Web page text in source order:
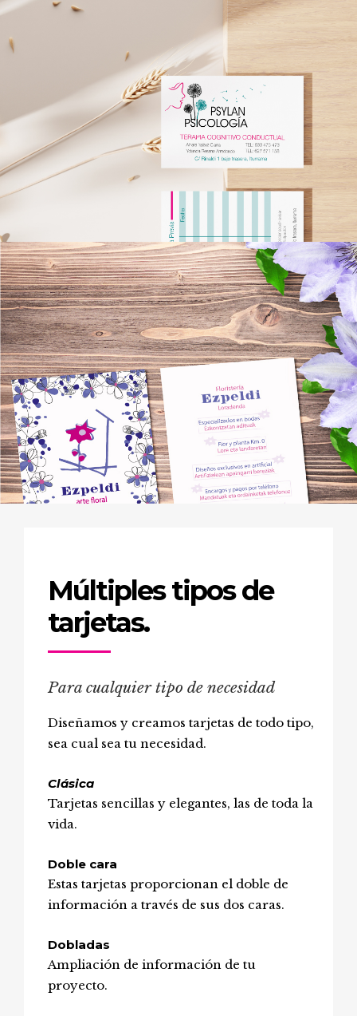
Múltiples tipos de
tarjetas.
Para cualquier tipo de necesidad
Diseñamos y creamos tarjetas de todo tipo,
sea cual sea tu necesidad.
Clásica
Tarjetas sencillas y elegantes, las de toda la
vida.
Doble cara
Estas tarjetas proporcionan el doble de
información a través de sus dos caras.
Dobladas
Ampliación de información de tu
proyecto.